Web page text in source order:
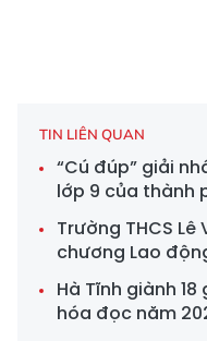
TIN LIÊN QUAN
“Cú đúp” giải
lớp 9 của thành
Trường THCS
chương Lao
Hà Tĩnh giành
hóa đọc năm